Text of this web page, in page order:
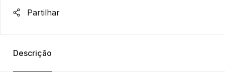
Partilhar
Descrição